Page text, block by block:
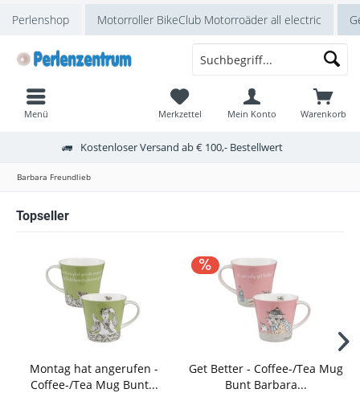
Perlenshop Motorroller BikeClub Motorroäder all electric
Kostenloser Versand ab € 100,- Bestellwert
Warenkorb
Merkzettel Mein Konto
Menü
Barbara Freundlieb
Topseller
Montag hat angerufen -
Coffee-/Tea Mug Bunt...
Get Better - Coffee-/Tea Mug
Bunt Barbara...